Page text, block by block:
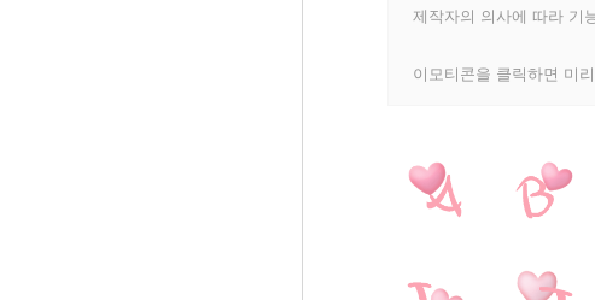
제작자의 의사에 따라 기
이모티콘을 클릭하면 미